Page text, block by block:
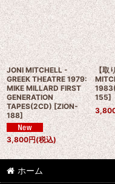
JONI MITCHELL -
GREEK THEATRE 1979:
MIKE MILLARD FIRST
GENERATION
TAPES(2CD) [ZION-
188]
3,800円(税込)
【取
155]
ホーム